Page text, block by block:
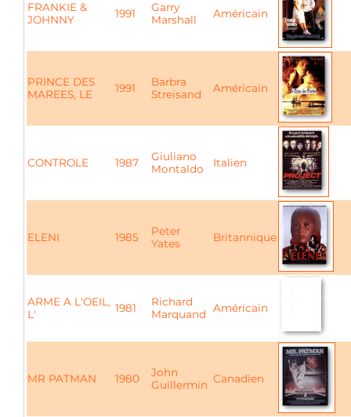
FRANKIE &
JOHNNY
1991
Garry
Marshall
Américain
PRINCE DES
MAREES, LE
1991
Barbra
Streisand
Américain
CONTROLE 1987
Giuliano
Montaldo
Italien
ELENI 1985
Peter
Yates
Britannique
ARME A L'OEIL,
L'
1981
Richard
Marquand
Américain
MR PATMAN 1980
John
Guillermin Canadien